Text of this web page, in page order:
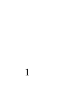
1